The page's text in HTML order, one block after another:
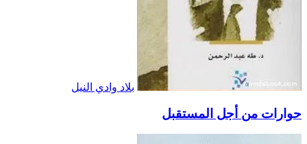
بلاد وادي النيل
حوارات من أجل المستقبل